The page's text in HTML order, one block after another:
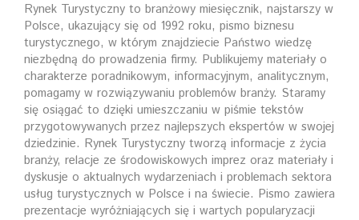
Rynek Turystyczny to branżowy miesięcznik, najstarszy w
Polsce, ukazujący się od 1992 roku, pismo biznesu
turystycznego, w którym znajdziecie Państwo wiedzę
niezbędną do prowadzenia firmy. Publikujemy materiały o
charakterze poradnikowym, informacyjnym, analitycznym,
pomagamy w rozwiązywaniu problemów branży. Staramy
się osiągać to dzięki umieszczaniu w piśmie tekstów
przygotowywanych przez najlepszych ekspertów w swojej
dziedzinie. Rynek Turystyczny tworzą informacje z życia
branży, relacje ze środowiskowych imprez oraz materiały i
dyskusje o aktualnych wydarzeniach i problemach sektora
usług turystycznych w Polsce i na świecie. Pismo zawiera
prezentacje wyróżniających się i wartych popularyzacji